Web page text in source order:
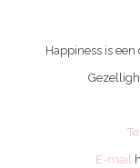
Happiness is
E-mail